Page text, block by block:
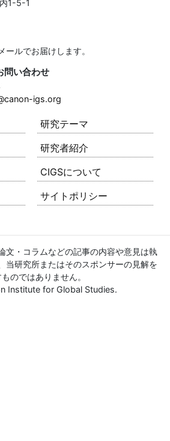
1-5-1
ールでお届けします。
問い合わせ
igs.org
研究テーマ
研究者紹介
CIGSについて
サイトポリシー
文・コラムなどの記事の内容や意見は執
当研究所またはそのスポンサーの見解を
のではありません。
Institute for Global Studies.